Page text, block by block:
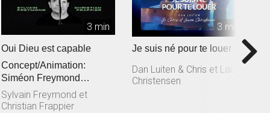
3 min
Oui Dieu est capable
Concept/Animation:
Siméon Freymond
Composition: Sylvain
Freymond en collaborat...
Sylvain Freymond et
Christian Frappier
3 min
Je suis né pour te louer
Dan Luiten & Chris et Laura
Christensen